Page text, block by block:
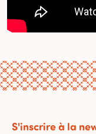
S'inscrire à la